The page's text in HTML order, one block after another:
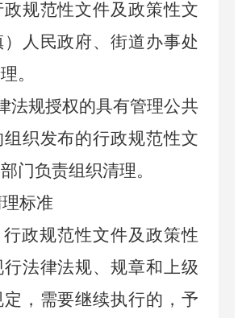
规范性文件及政策性文
人民政府、街道办事处
。
法规授权的具有管理公共
织发布的行政规范性文
门负责组织清理。
标准
行政规范性文件及政策性
法律法规、规章和上级
，需要继续执行的，予